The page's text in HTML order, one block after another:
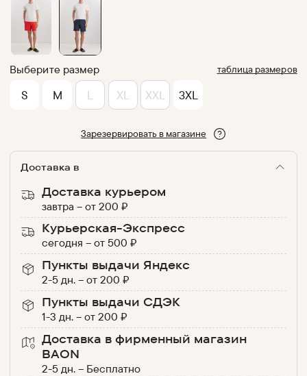
Выберите размер таблица размеров
S M L XL XXL 3XL
Зарезервировать в магазине
Доставка в
Доставка курьером
завтра –от200 ₽
Курьерская-Экспресс
сегодня –от500 ₽
Пункты выдачи Яндекс
2-5 дн. –от200 ₽
Пункты выдачи СДЭК
1-3 дн. –от200 ₽
Доставка в фирменный магазин
BAON
2-5 дн. – Бесплатно